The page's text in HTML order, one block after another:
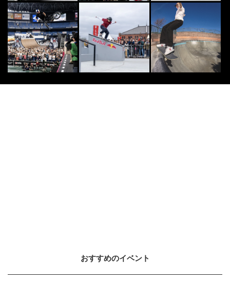
7
宇部市が街をアーバンスポーツの舞
台に変えた。「UBE URBAN SPOR
TS ...
2023.9.27
PR 株式会社ウェブサポート
おすすめのイベント